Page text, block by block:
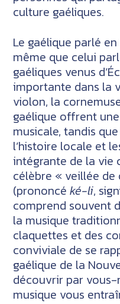
culture gaéliques.
Le gaélique parlé
même que celui
gaéliques venus
importante dans la
violon, la
gaélique offrent
musicale, tandis
l’histoire locale et
intégrante de la vie
célèbre « veillée de
(prononcéké-li,
comprend souvent
la musique
claquettes et des
conviviale de se
gaélique de la
découvrir par
musique vous